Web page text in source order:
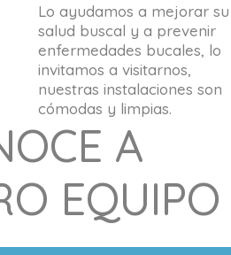
Lo ayudamos a mejorar su
salud buscal y a prevenir
enfermedades bucales, lo
invitamos a visitarnos,
nuestras instalaciones son
cómodas y limpias.
A
EQUIPO